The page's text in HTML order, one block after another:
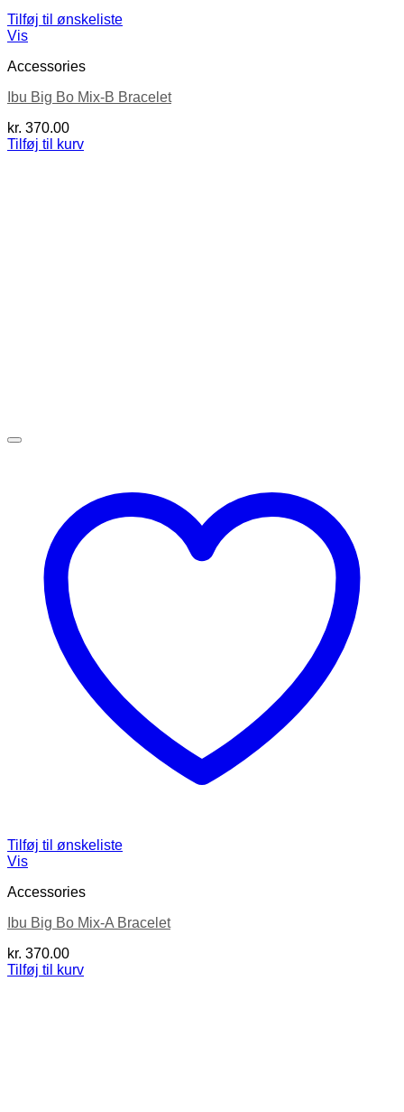
Tilføj til ønskeliste
Vis
Accessories
Ibu Big Bo Mix-B Bracelet
kr. 370.00
Tilføj til kurv
Tilføj til ønskeliste
Vis
Accessories
Ibu Big Bo Mix-A Bracelet
kr. 370.00
Tilføj til kurv